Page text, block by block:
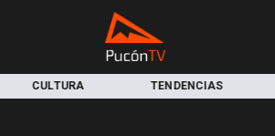
TENDENCIAS INICIO